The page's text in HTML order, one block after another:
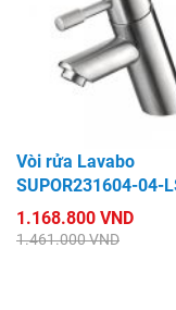
Vòi rửa Lavabo
SUPOR231604-04-
1.168.800 VND
1.461.000 VND